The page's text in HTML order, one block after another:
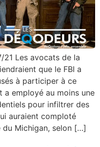
Les avocats de la
que le FBI a
à participer à ce
employé au moins une
pour infiltrer des
auraient comploté
du Michigan, selon […]